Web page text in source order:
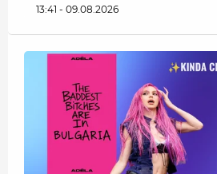
13:41 - 09.08.2026